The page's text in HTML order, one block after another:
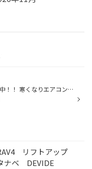
只今無料点検受付中！！ 寒くなりエアコンが活躍する季節なので 特にバッテリーは要チェックです！！ 最近のバッテリーは性能がよく、交換時期を過ぎたまま使用していると 急にバッテリー上がりをおこすことがあります・・・ その他、オイルやワイパーなど無料でチェックいたしますのでお気軽にお申...
リフトアップ
ナベ DEVIDE